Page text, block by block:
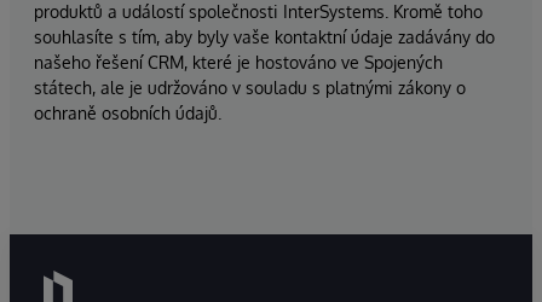
produktů a událostí společnosti InterSystems. Kromě toho
souhlasíte s tím, aby byly vaše kontaktní údaje zadávány do
našeho řešení CRM, které je hostováno ve Spojených
státech, ale je udržováno v souladu s platnými zákony o
ochraně osobních údajů.